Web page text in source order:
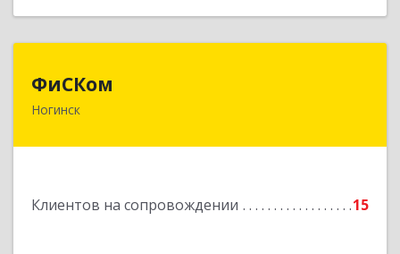
ФиСКом
Ногинск
Клиентов на сопровождении 15